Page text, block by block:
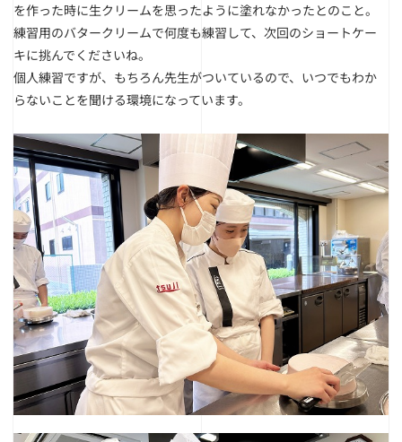
を作った時に生クリームを思ったように塗れなかったとのこと。
練習用のバタークリームで何度も練習して、次回のショートケー
キに挑んでくださいね。
個人練習ですが、もちろん先生がついているので、いつでもわか
らないことを聞ける環境になっています。